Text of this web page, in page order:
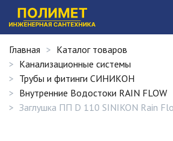
Главная
Каталог товаров
Канализационные системы
Трубы и фитинги СИНИКОН
Внутренние Водостоки RAIN FLOW
Заглушка ПП D 110 SINIKON Rain